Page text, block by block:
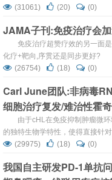
症。(31061) (20) (0)
JAMA子刊:免疫治疗会
免疫治疗超赞疗效的另一面
化疗+靶向,序贯还是同步更好?
(26754)
(18) (0)
Carl June团队:非病毒
细胞治疗复发/难治性霍
丨医麦猛爆料
由于cHL在免疫抑制肿瘤微
的独特生物学特性，使得直接针
面临着很大的挑战。
(29975) (18) (0)
我国自主研发PD-1单抗